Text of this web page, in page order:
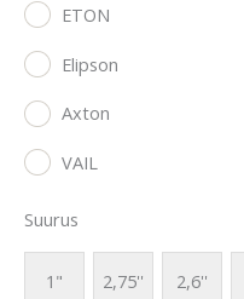
ETON
Elipson
Axton
VAIL
Suurus
1" 2,75'' 2,6''